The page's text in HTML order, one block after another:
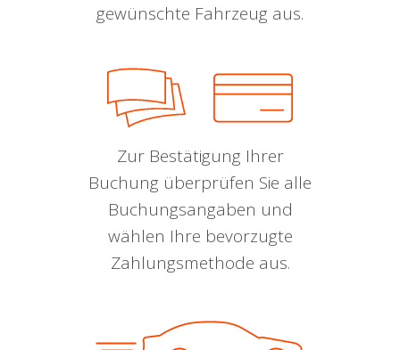
gewünschte Fahrzeug aus.
Zur Bestätigung Ihrer
Buchung überprüfen Sie alle
Buchungsangaben und
wählen Ihre bevorzugte
Zahlungsmethode aus.